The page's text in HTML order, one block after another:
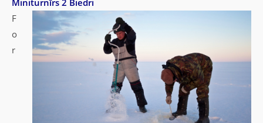
Miniturnīrs 2 Biedri
F
o
r